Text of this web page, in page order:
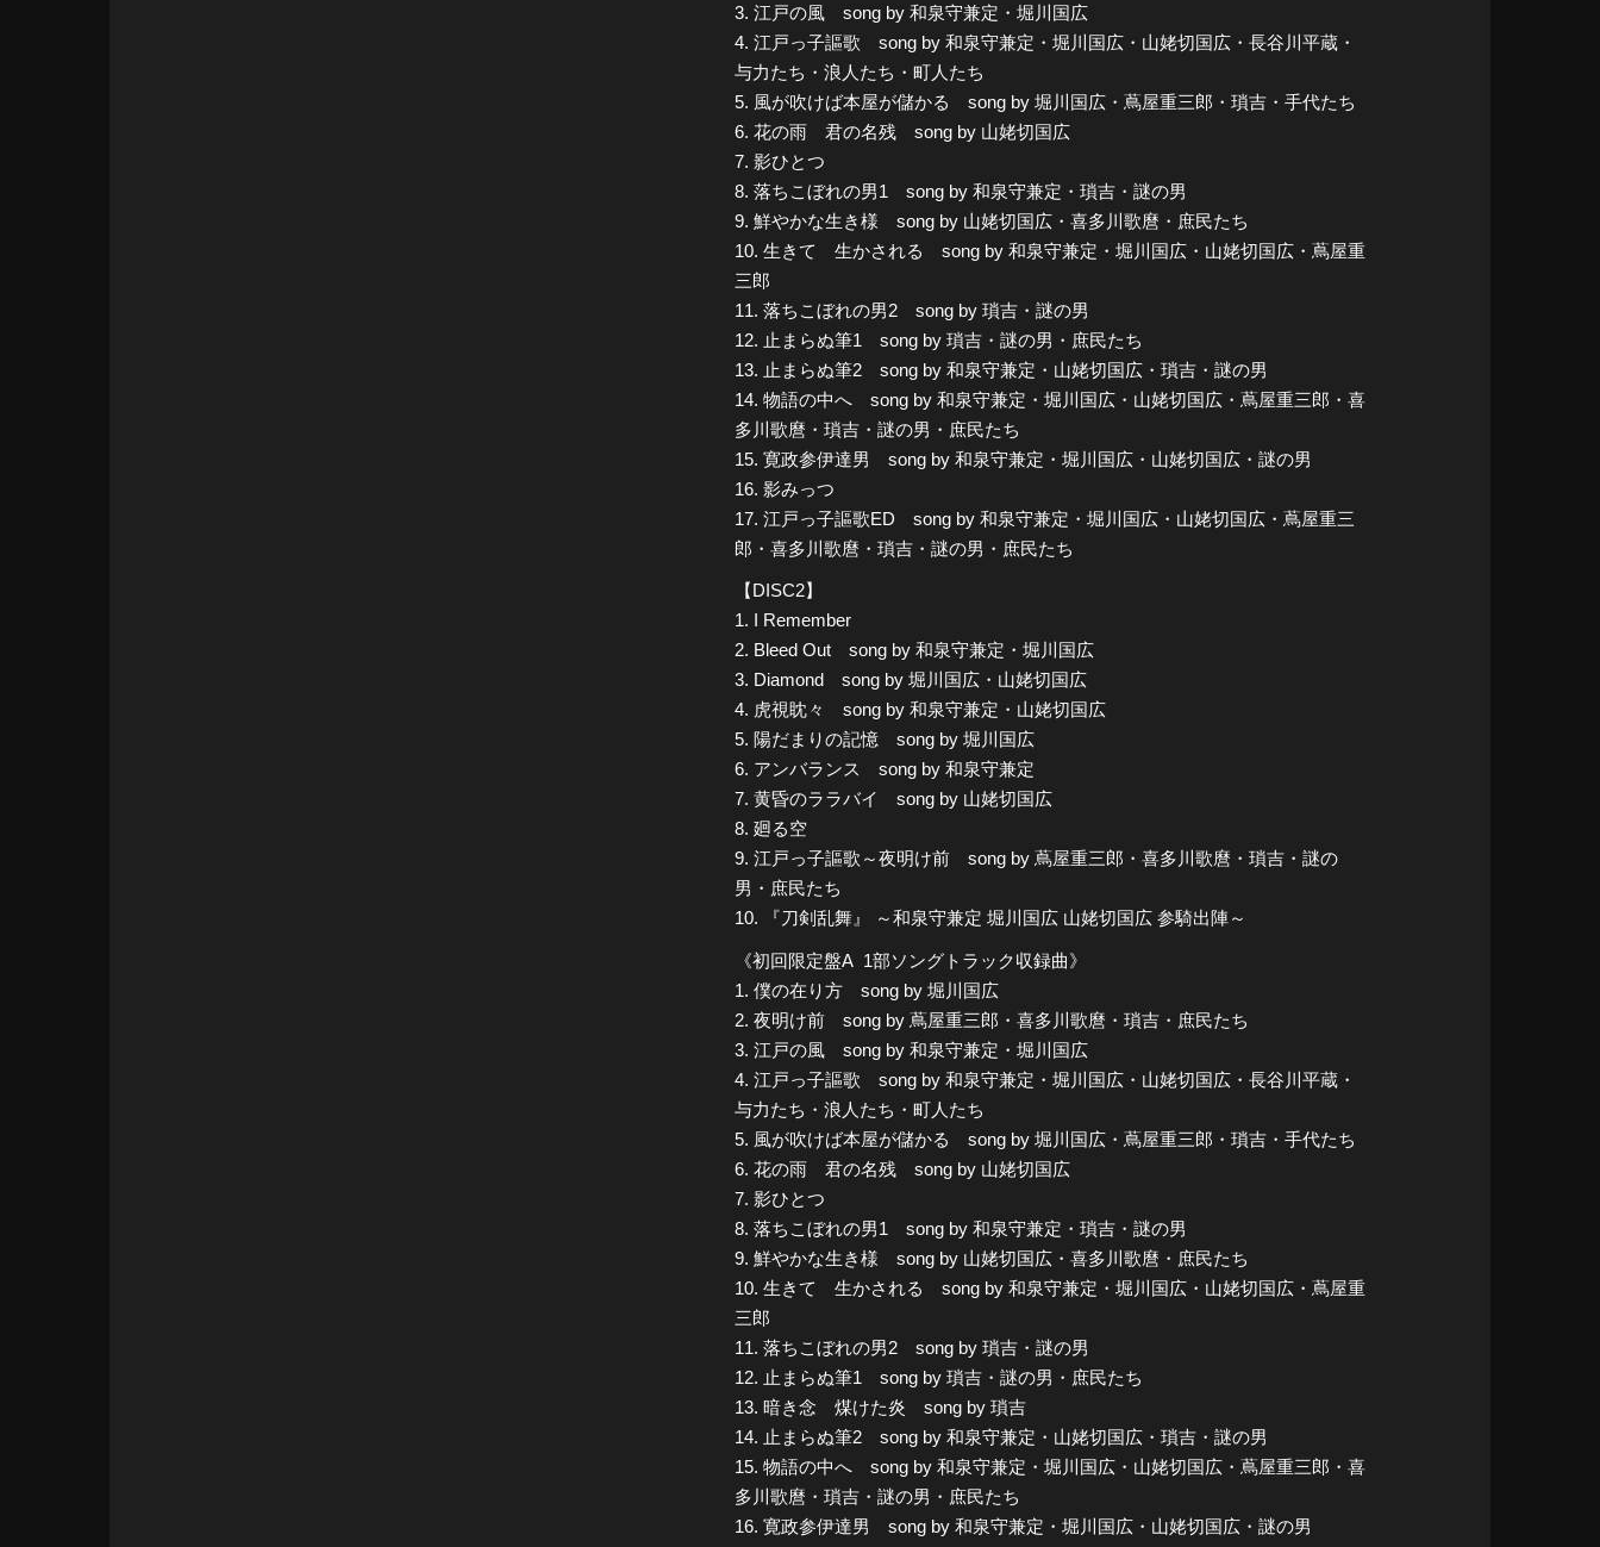
3. 江戸の風 song by 和泉守兼定・堀川国広
4. 江戸っ子謳歌 song by 和泉守兼定・堀川国広・山姥切国広・長谷川平蔵・
与力たち・浪人たち・町人たち
5. 風が吹けば本屋が儲かる song by 堀川国広・蔦屋重三郎・瑣吉・手代たち
6. 花の雨 君の名残 song by 山姥切国広
7. 影ひとつ
8. 落ちこぼれの男1 song by 和泉守兼定・瑣吉・謎の男
9. 鮮やかな生き様 song by 山姥切国広・喜多川歌麿・庶民たち
10. 生きて 生かされる song by 和泉守兼定・堀川国広・山姥切国広・蔦屋重
三郎
11. 落ちこぼれの男2 song by 瑣吉・謎の男
12. 止まらぬ筆1 song by 瑣吉・謎の男・庶民たち
13. 止まらぬ筆2 song by 和泉守兼定・山姥切国広・瑣吉・謎の男
14. 物語の中へ song by 和泉守兼定・堀川国広・山姥切国広・蔦屋重三郎・喜
多川歌麿・瑣吉・謎の男・庶民たち
15. 寛政参伊達男 song by 和泉守兼定・堀川国広・山姥切国広・謎の男
16. 影みっつ
17. 江戸っ子謳歌ED song by 和泉守兼定・堀川国広・山姥切国広・蔦屋重三
郎・喜多川歌麿・瑣吉・謎の男・庶民たち
【DISC2】
1. I Remember
2. Bleed Out song by 和泉守兼定・堀川国広
3. Diamond song by 堀川国広・山姥切国広
4. 虎視眈々 song by 和泉守兼定・山姥切国広
5. 陽だまりの記憶 song by 堀川国広
6. アンバランス song by 和泉守兼定
7. 黄昏のララバイ song by 山姥切国広
8. 廻る空
9. 江戸っ子謳歌～夜明け前 song by 蔦屋重三郎・喜多川歌麿・瑣吉・謎の
男・庶民たち
10. 『刀剣乱舞』 ～和泉守兼定 堀川国広 山姥切国広 参騎出陣～
《初回限定盤A 1部ソングトラック収録曲》
1. 僕の在り方 song by 堀川国広
2. 夜明け前 song by 蔦屋重三郎・喜多川歌麿・瑣吉・庶民たち
3. 江戸の風 song by 和泉守兼定・堀川国広
4. 江戸っ子謳歌 song by 和泉守兼定・堀川国広・山姥切国広・長谷川平蔵・
与力たち・浪人たち・町人たち
5. 風が吹けば本屋が儲かる song by 堀川国広・蔦屋重三郎・瑣吉・手代たち
6. 花の雨 君の名残 song by 山姥切国広
7. 影ひとつ
8. 落ちこぼれの男1 song by 和泉守兼定・瑣吉・謎の男
9. 鮮やかな生き様 song by 山姥切国広・喜多川歌麿・庶民たち
10. 生きて 生かされる song by 和泉守兼定・堀川国広・山姥切国広・蔦屋重
三郎
11. 落ちこぼれの男2 song by 瑣吉・謎の男
12. 止まらぬ筆1 song by 瑣吉・謎の男・庶民たち
13. 暗き念 煤けた炎 song by 瑣吉
14. 止まらぬ筆2 song by 和泉守兼定・山姥切国広・瑣吉・謎の男
15. 物語の中へ song by 和泉守兼定・堀川国広・山姥切国広・蔦屋重三郎・喜
多川歌麿・瑣吉・謎の男・庶民たち
16. 寛政参伊達男 song by 和泉守兼定・堀川国広・山姥切国広・謎の男